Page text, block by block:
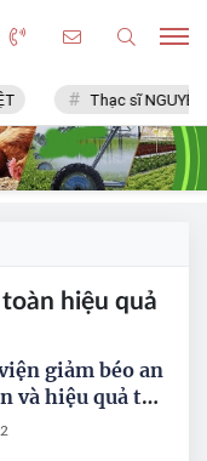
Thạc sĩ NGUYỄN
hiệu quả
giảm béo an
và hiệu quả tại